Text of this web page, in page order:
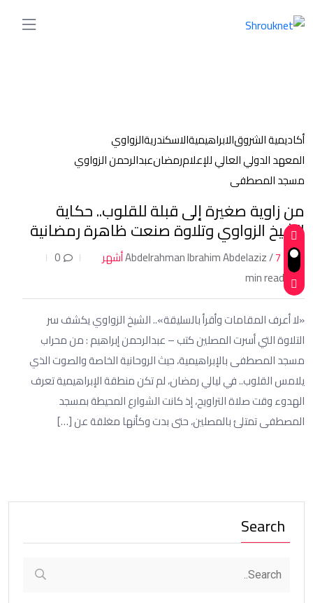
أكاديمية الشروقالابراهيميةالاسكندريةالزواوي
المعهد الدولي العالي للإعلامرمضانعبدالرحمن الزواوي
مسجد المصطفى
من زاوية صغيرة إلى قبلة للقلوب.. حكاية
الشيخ الزواوي وتلاوة صنعت ظاهرة رمضانية
Abdelrahman Ibrahim Abdelaziz /7 أشهر
0
1 min read
«لا أعرف المقامات وأقرأ بالسليقة».. الشيخ الزواوي يكشف سر
التلاوة التي أسرت المصلين كتب – عبدالرحمن إبراهيم : من محراب
مسجد المصطفى بالإبراهيمية، حيث الروحانية الخاصة والصوت الذي
يلامس القلوب.. في ليالي رمضان، لم تكن منطقة الإبراهيمية تعرف
الهدوء وقت صلاة التراويح، إذ كانت الشوارع المحيطة بمسجد
المصطفى تمتلئ بالمصلين، حتى بدت وكأنها مغلقة عن […]
Search